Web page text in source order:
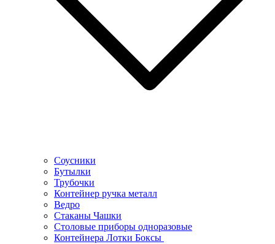
Соусники
Бутылки
Трубочки
Контейнер ручка металл
Ведро
Стаканы Чашки
Столовые приборы одноразовые
Контейнера Лотки Боксы